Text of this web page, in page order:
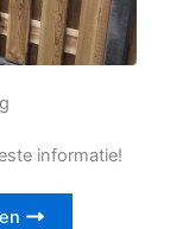
informatie!